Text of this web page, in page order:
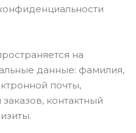
на
данные: фамилия,
почты,
контактный